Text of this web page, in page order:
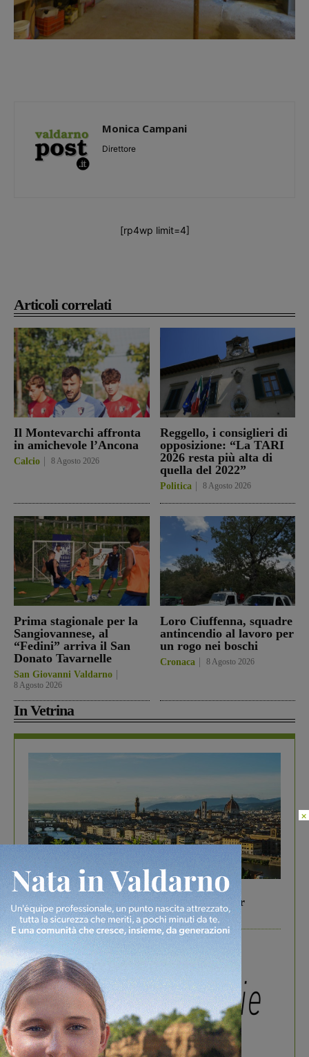
Articoli correlati
Il Montevarchi affronta
in amichevole l’Ancona
Calcio 8 Agosto 2026
Reggello, i consiglieri di
opposizione: “La TARI
2026 resta più alta di
quella del 2022”
Politica 8 Agosto 2026
Prima stagionale per la
Sangiovannese, al
“Fedini” arriva il San
Donato Tavarnelle
San Giovanni Valdarno
8 Agosto 2026
Loro Ciuffenna, squadre
antincendio al lavoro per
un rogo nei boschi
Cronaca 8 Agosto 2026
In Vetrina
In vetrina 6 Agosto 2026
Gita di famiglia a Firenze: 5 idee per far
divertire i tuoi figli
Monica Campani
Direttore
[rp4wp limit=4]
×